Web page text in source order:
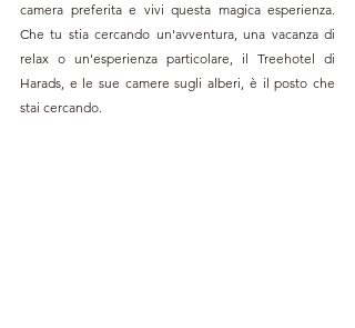
camera preferita e vivi questa magica esperienza.
Che tu stia cercando un'avventura, una vacanza di
relax o un'esperienza particolare, il Treehotel di
Harads, e le sue camere sugli alberi, è il posto che
stai cercando.